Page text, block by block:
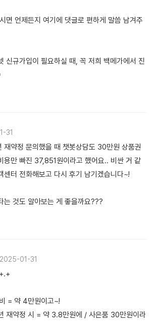
면 언제든지 여기에 댓글로 편하게 말씀 남겨주
신규가입이 필요하실 때, 꼭 저희 백메가에서 진
31
재약정 문의했을 때 챗봇상담도 30만원 상품권
용만 빠진 37,851원이라고 했어요.. 비싼 거 같
센터 전화해보고 다시 후기 남기겠습니다~!
는 것도 알아보는 게 좋을까요???
2025-01-31
= 약 4만원이고~!
재약정 시 = 약 3.8만원에 / 사은품 30만원이라